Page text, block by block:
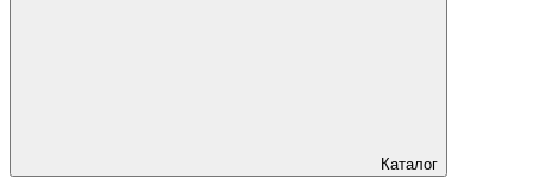
Каталог